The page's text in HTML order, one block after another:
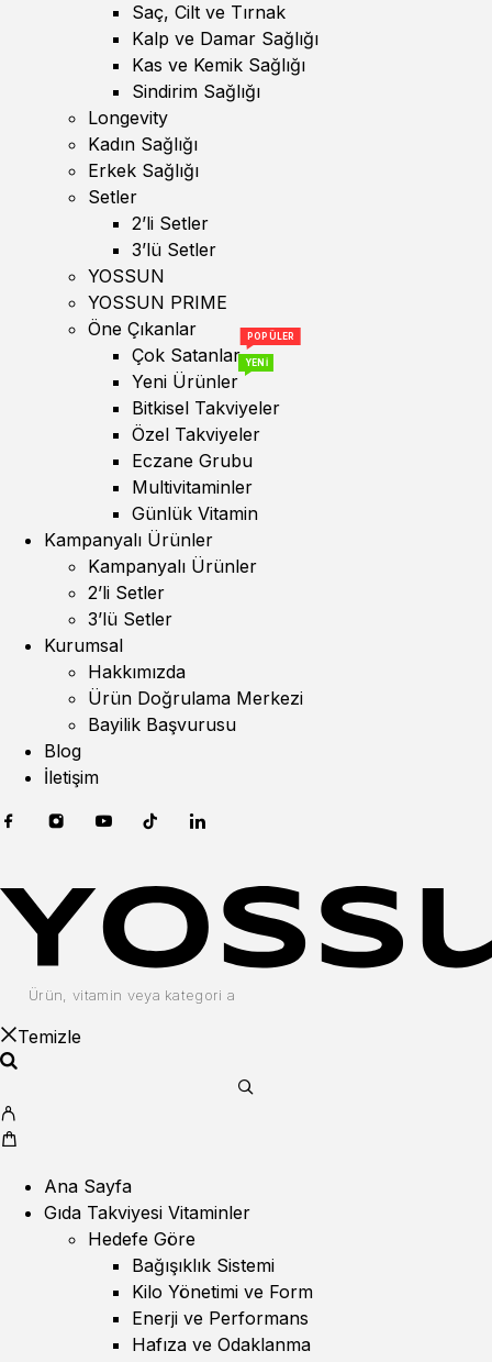
Saç, Cilt ve Tırnak
Kalp ve Damar Sağlığı
Kas ve Kemik Sağlığı
Sindirim Sağlığı
Longevity
Kadın Sağlığı
Erkek Sağlığı
Setler
2’li Setler
3’lü Setler
YOSSUN
YOSSUN PRIME
Öne Çıkanlar
Çok Satanlar
POPÜLER
Yeni Ürünler
YENİ
Bitkisel Takviyeler
Özel Takviyeler
Eczane Grubu
Multivitaminler
Günlük Vitamin
Kampanyalı Ürünler
Kampanyalı Ürünler
2’li Setler
3’lü Setler
Kurumsal
Hakkımızda
Ürün Doğrulama Merkezi
Bayilik Başvurusu
Blog
İletişim
Temizle
Ana Sayfa
Gıda Takviyesi Vitaminler
Hedefe Göre
Bağışıklık Sistemi
Kilo Yönetimi ve Form
Enerji ve Performans
Hafıza ve Odaklanma